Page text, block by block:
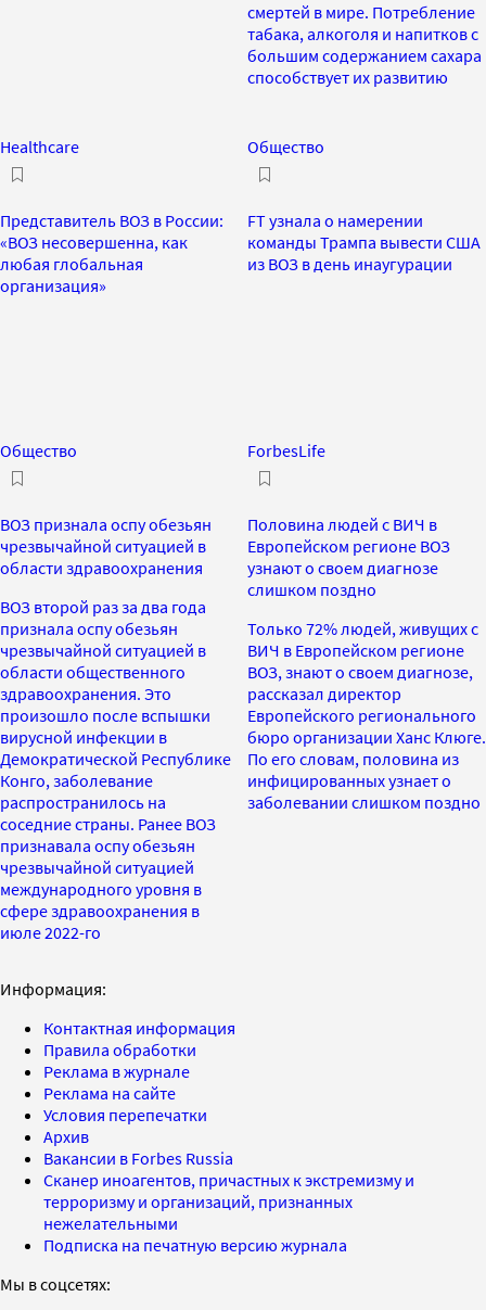
смертей в мире. Потребление
табака, алкоголя и напитков с
большим содержанием сахара
способствует их развитию
Healthcare
Представитель ВОЗ в России:
«ВОЗ несовершенна, как
любая глобальная
организация»
Общество
FT узнала о намерении
команды Трампа вывести США
из ВОЗ в день инаугурации
Общество
ВОЗ признала оспу обезьян
чрезвычайной ситуацией в
области здравоохранения
ВОЗ второй раз за два года
признала оспу обезьян
чрезвычайной ситуацией в
области общественного
здравоохранения. Это
произошло после вспышки
вирусной инфекции в
Демократической Республике
Конго, заболевание
распространилось на
соседние страны. Ранее ВОЗ
признавала оспу обезьян
чрезвычайной ситуацией
международного уровня в
сфере здравоохранения в
июле 2022-го
ForbesLife
Половина людей с ВИЧ в
Европейском регионе ВОЗ
узнают о своем диагнозе
слишком поздно
Только 72% людей, живущих с
ВИЧ в Европейском регионе
ВОЗ, знают о своем диагнозе,
рассказал директор
Европейского регионального
бюро организации Ханс Клюге.
По его словам, половина из
инфицированных узнает о
заболевании слишком поздно
Информация:
Контактная информация
Правила обработки
Реклама в журнале
Реклама на сайте
Условия перепечатки
Архив
Вакансии в Forbes Russia
Сканер иноагентов, причастных к экстремизму и
терроризму и организаций, признанных
нежелательными
Подписка на печатную версию журнала
Мы в соцсетях: